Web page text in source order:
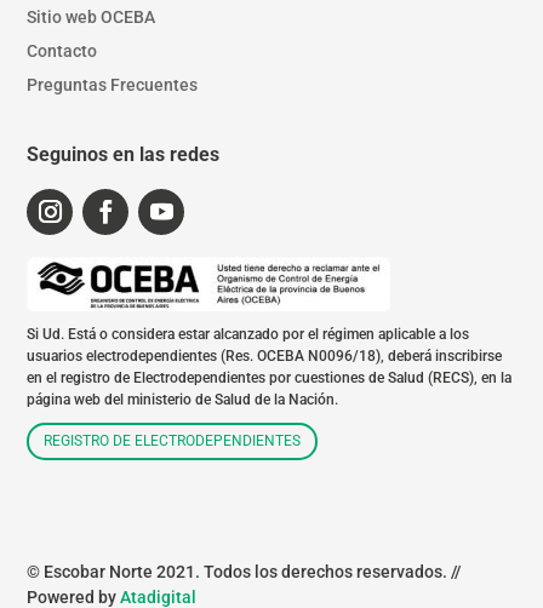
Sitio web OCEBA
Contacto
Preguntas Frecuentes
Seguinos en las redes
Si Ud. Está o considera estar alcanzado por el régimen aplicable a los
usuarios electrodependientes (Res. OCEBA N0096/18), deberá inscribirse
en el registro de Electrodependientes por cuestiones de Salud (RECS), en la
página web del ministerio de Salud de la Nación.
REGISTRO DE ELECTRODEPENDIENTES
© Escobar Norte 2021. Todos los derechos reservados. //
Powered byAtadigital